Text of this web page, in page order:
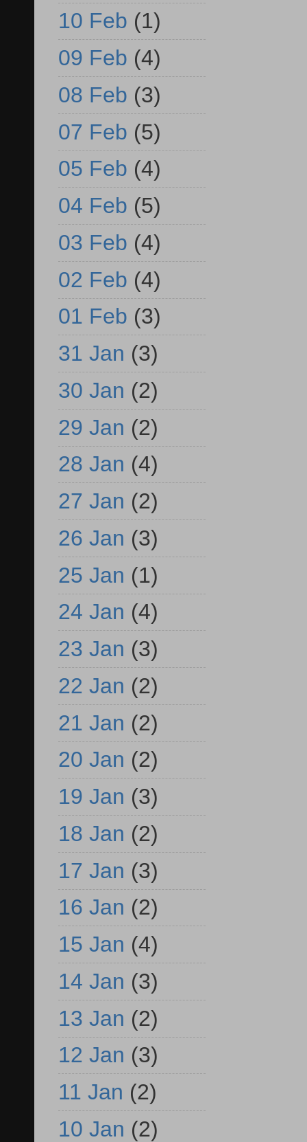
10 Feb (1)
09 Feb (4)
08 Feb (3)
07 Feb (5)
05 Feb (4)
04 Feb (5)
03 Feb (4)
02 Feb (4)
01 Feb (3)
31 Jan (3)
30 Jan (2)
29 Jan (2)
28 Jan (4)
27 Jan (2)
26 Jan (3)
25 Jan (1)
24 Jan (4)
23 Jan (3)
22 Jan (2)
21 Jan (2)
20 Jan (2)
19 Jan (3)
18 Jan (2)
17 Jan (3)
16 Jan (2)
15 Jan (4)
14 Jan (3)
13 Jan (2)
12 Jan (3)
11 Jan (2)
10 Jan (2)